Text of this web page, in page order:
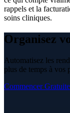
rappels et la
soins cliniques.
Organisez
Automatisez les
plus de temps à vos
Commencer